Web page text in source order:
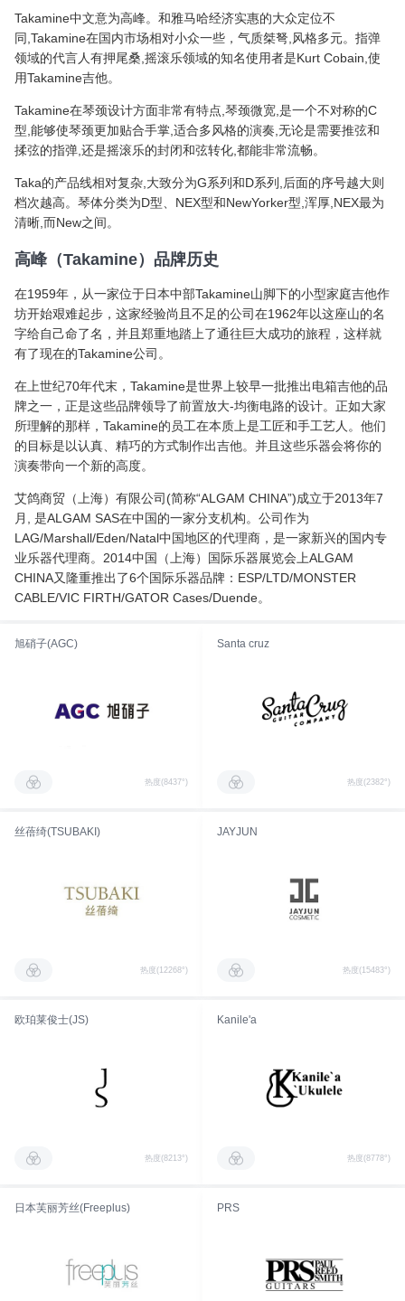
Takamine中文意为高峰。和雅马哈经济实惠的大众定位不
同,Takamine在国内市场相对小众一些，气质桀弩,风格多元。指弹
领域的代言人有押尾桑,摇滚乐领域的知名使用者是Kurt Cobain,使
用Takamine吉他。
Takamine在琴颈设计方面非常有特点,琴颈微宽,是一个不对称的C
型,能够使琴颈更加贴合手掌,适合多风格的演奏,无论是需要推弦和
揉弦的指弹,还是摇滚乐的封闭和弦转化,都能非常流畅。
Taka的产品线相对复杂,大致分为G系列和D系列,后面的序号越大则
档次越高。琴体分类为D型、NEX型和NewYorker型,浑厚,NEX最为
清晰,而New之间。
高峰（Takamine）品牌历史
在1959年，从一家位于日本中部Takamine山脚下的小型家庭吉他作
坊开始艰难起步，这家经验尚且不足的公司在1962年以这座山的名
字给自己命了名，并且郑重地踏上了通往巨大成功的旅程，这样就
有了现在的Takamine公司。
在上世纪70年代末，Takamine是世界上较早一批推出电箱吉他的品
牌之一，正是这些品牌领导了前置放大-均衡电路的设计。正如大家
所理解的那样，Takamine的员工在本质上是工匠和手工艺人。他们
的目标是以认真、精巧的方式制作出吉他。并且这些乐器会将你的
演奏带向一个新的高度。
艾鸽商贸（上海）有限公司(简称“ALGAM CHINA”)成立于2013年7
月, 是ALGAM SAS在中国的一家分支机构。公司作为
LAG/Marshall/Eden/Natal中国地区的代理商，是一家新兴的国内专
业乐器代理商。2014中国（上海）国际乐器展览会上ALGAM
CHINA又隆重推出了6个国际乐器品牌：ESP/LTD/MONSTER
CABLE/VIC FIRTH/GATOR Cases/Duende。
旭硝子(AGC)
热度(8437°)
Santa cruz
热度(2382°)
丝蓓绮(TSUBAKI)
热度(12268°)
JAYJUN
热度(15483°)
欧珀莱俊士(JS)
热度(8213°)
Kanile'a
热度(8778°)
日本芙丽芳丝(Freeplus) PRS